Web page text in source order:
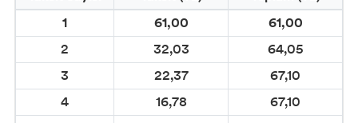
1
61,00
61,00
2
32,03
64,05
3
22,37
67,10
4
16,78
67,10
VİKTORİA TOZ KUMAŞ BOYALARI
DEVİTRA CAM BOYASI
DESEN CAM KONTÜR BOYALARI